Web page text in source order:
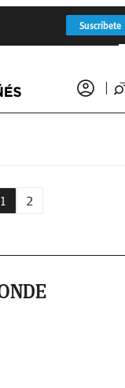
Suscríbete
1 2